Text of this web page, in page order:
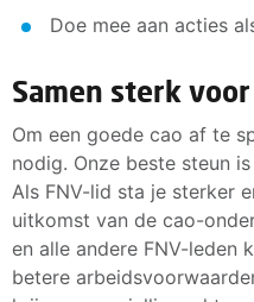
Doe mee aan acties
Samen sterk
Om een goede cao af te
nodig. Onze beste steun
Als FNV-lid sta je sterker
uitkomst van de cao-
en alle andere FNV-leden
betere